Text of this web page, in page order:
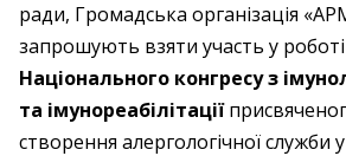
ради, Громадська організація
запрошують взяти участь у роботі
Національного конгресу з
та імунореабілітації
створення алергологічної служби у